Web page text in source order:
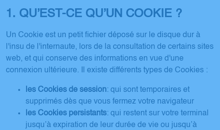
1. QU’EST-CE QU’UN COOKIE ?
Un Cookie est un petit fichier déposé sur le disque dur à
l'insu de l'internaute, lors de la consultation de certains sites
web, et qui conserve des informations en vue d'une
connexion ultérieure. Il existe différents types de Cookies :
les Cookies de session: qui sont temporaires et
supprimés dès que vous fermez votre navigateur
les Cookies persistants: qui restent sur votre terminal
jusqu’à expiration de leur durée de vie ou jusqu’à